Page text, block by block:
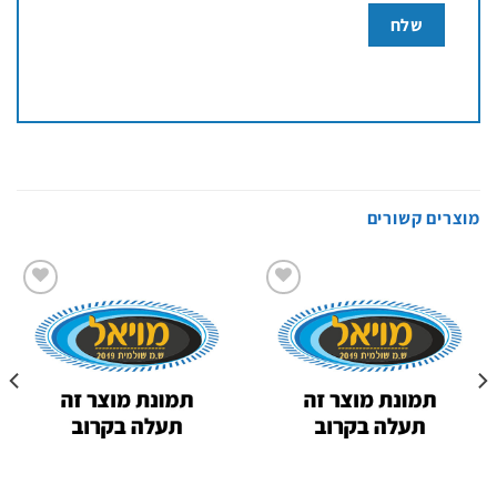
מוצרים קשורים
wishlist
wishlist